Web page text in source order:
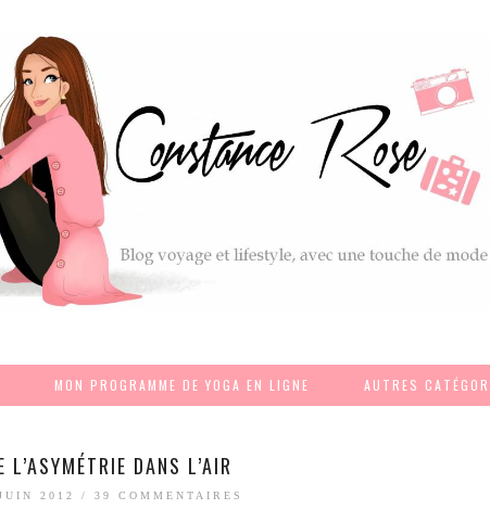
MON PROGRAMME DE YOGA EN LIGNE AUTRES
L’ASYMÉTRIE DANS L’AIR
2012 / 39 COMMENTAIRES